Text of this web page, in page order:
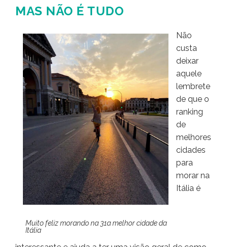
MAS NÃO É TUDO
Muito feliz morando na 31a melhor cidade da
Itália
Não
custa
deixar
aquele
lembrete
de que o
ranking
de
melhores
cidades
para
morar na
Itália é